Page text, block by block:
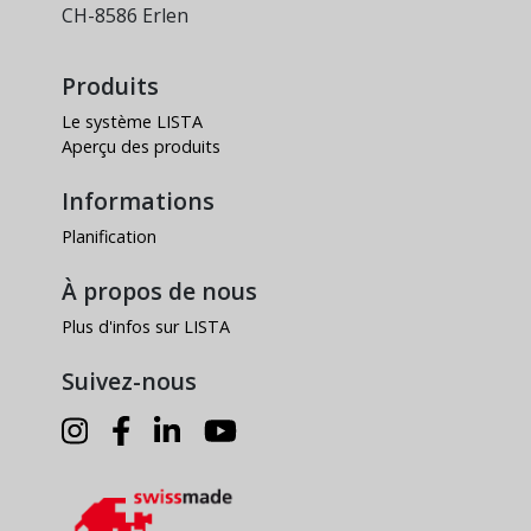
CH-8586 Erlen
Produits
Le système LISTA
Aperçu des produits
Informations
Planification
À propos de nous
Plus d'infos sur LISTA
Suivez-nous